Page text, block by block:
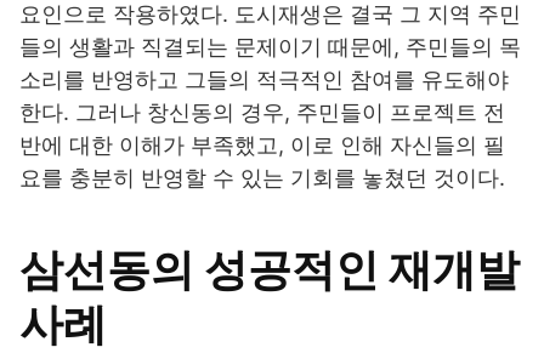
요인으로 작용하였다. 도시재생은 결국 그 지역 주민
들의 생활과 직결되는 문제이기 때문에, 주민들의 목
소리를 반영하고 그들의 적극적인 참여를 유도해야
한다. 그러나 창신동의 경우, 주민들이 프로젝트 전
반에 대한 이해가 부족했고, 이로 인해 자신들의 필
요를 충분히 반영할 수 있는 기회를 놓쳤던 것이다.
삼선동의 성공적인 재개발
사례